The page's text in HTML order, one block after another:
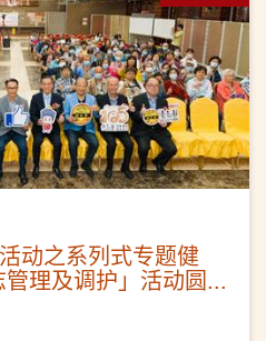
动之系列式专题健
理及调护」活动圆